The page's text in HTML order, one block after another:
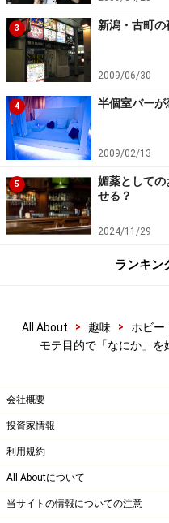
3 新潟・古町
2009/06/30
4 半個室バーが
2009/02/13
5
媚薬として
せる？
2024/11/29
ランキン
All About > 趣味 > ホビー
モテ目的で「なにか」を
会社概要
投資家情報
利用規約
All Aboutについて
当サイトの情報についての注意